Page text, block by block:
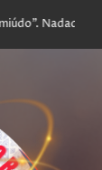
Nadador-